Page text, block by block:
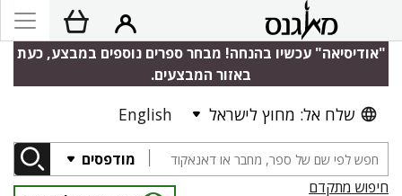
"אודיסיאה" עכשיו בהנחה! מבחר ספרים נוספים במבצע, כעת
באזור המבצעים.
שלח אל: מחוץ לישראל English
מודפסים
חיפוש מתקדם